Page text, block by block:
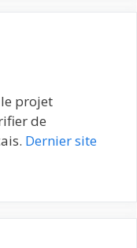
projet
de
Dernier site